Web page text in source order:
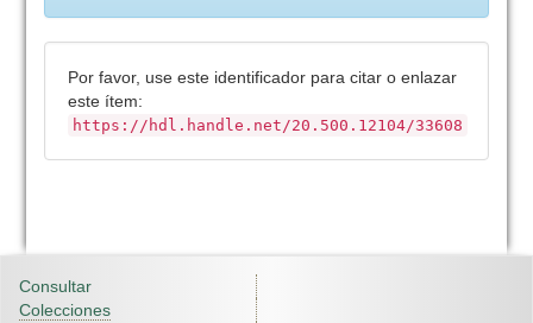
Por favor, use este identificador para citar o enlazar
este ítem:
https://hdl.handle.net/20.500.12104/33608
Consultar
Colecciones